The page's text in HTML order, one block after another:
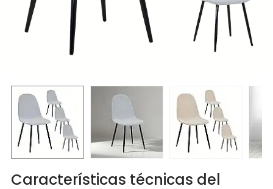
Características técnicas del